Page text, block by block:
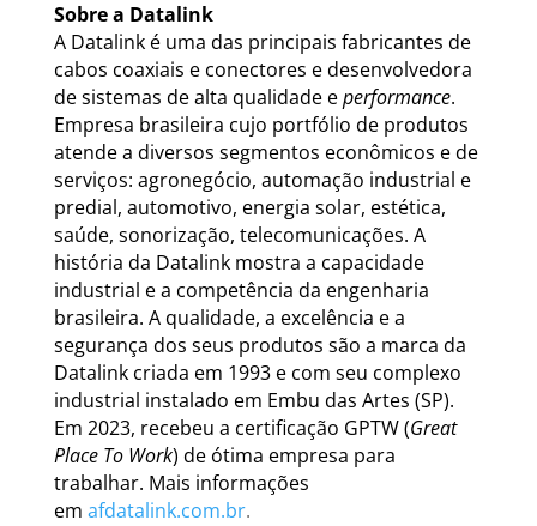
Sobre a Datalink
A Datalink é uma das principais fabricantes de
cabos coaxiais e conectores e desenvolvedora
de sistemas de alta qualidade eperformance.
Empresa brasileira cujo portfólio de produtos
atende a diversos segmentos econômicos e de
serviços: agronegócio, automação industrial e
predial, automotivo, energia solar, estética,
saúde, sonorização, telecomunicações. A
história da Datalink mostra a capacidade
industrial e a competência da engenharia
brasileira. A qualidade, a excelência e a
segurança dos seus produtos são a marca da
Datalink criada em 1993 e com seu complexo
industrial instalado em Embu das Artes (SP).
Em 2023, recebeu a certificação GPTW (Great
Place To Work) de ótima empresa para
trabalhar. Mais informações
em afdatalink.com.br.